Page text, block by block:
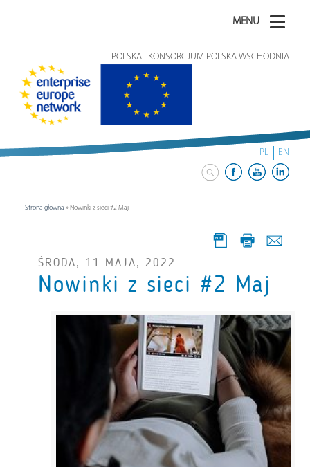
MENU
POLSKA | KONSORCJUM POLSKA WSCHODNIA
PL EN
Strona główna » Nowinki z sieci #2 Maj
ŚRODA, 11 MAJA, 2022
Nowinki z sieci #2 Maj